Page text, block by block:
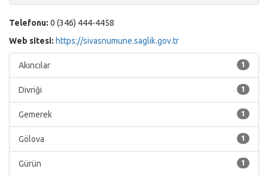
Telefonu: 0 (346) 444-4458
Web sitesi: https://sivasnumune.saglik.gov.tr
1
Akıncılar
1
Divriği
1
Gemerek
1
Gölova
1
Gürün